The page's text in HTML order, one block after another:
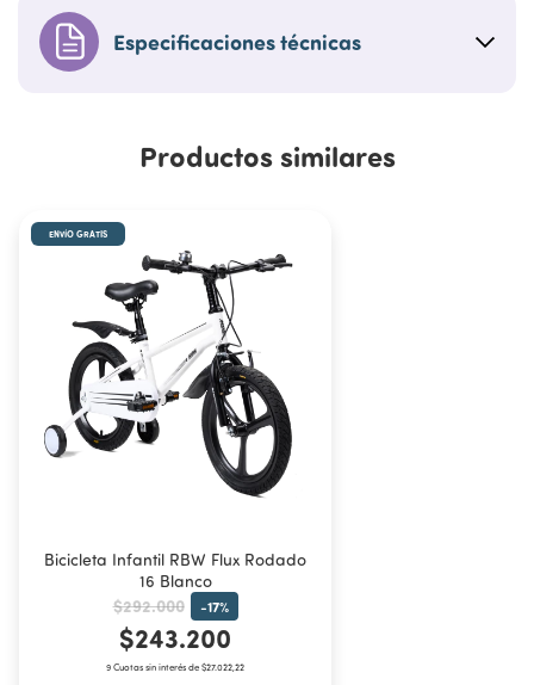
Especificaciones técnicas
Productos similares
ENVÍO GRATIS
Bicicleta Infantil RBW Flux Rodado
16 Blanco
$292.000 -17%
$243.200
9 Cuotas sin interés de $27.022,22